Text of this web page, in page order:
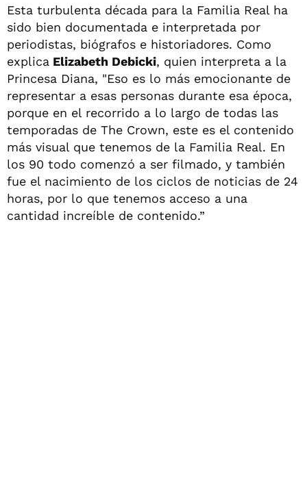
Esta turbulenta década para la Familia Real ha
sido bien documentada e interpretada por
periodistas, biógrafos e historiadores. Como
explica Elizabeth Debicki, quien interpreta a la
Princesa Diana, "Eso es lo más emocionante de
representar a esas personas durante esa época,
porque en el recorrido a lo largo de todas las
temporadas de The Crown, este es el contenido
más visual que tenemos de la Familia Real. En
los 90 todo comenzó a ser filmado, y también
fue el nacimiento de los ciclos de noticias de 24
horas, por lo que tenemos acceso a una
cantidad increíble de contenido.”